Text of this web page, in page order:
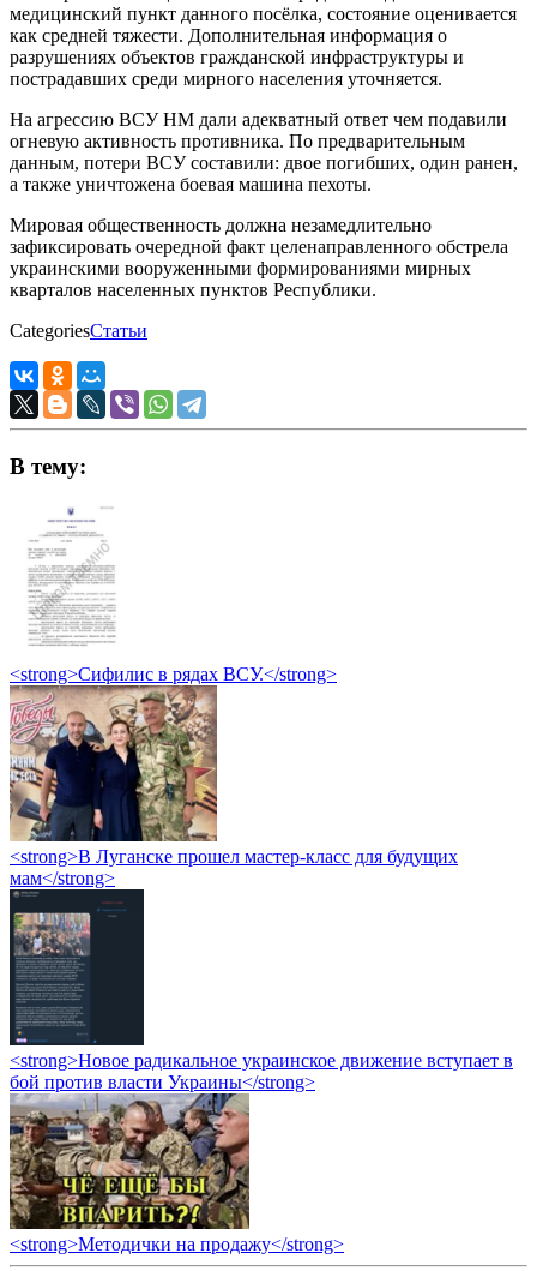
медицинский пункт данного посёлка, состояние оценивается
как средней тяжести. Дополнительная информация о
разрушениях объектов гражданской инфраструктуры и
пострадавших среди мирного населения уточняется.
На агрессию ВСУ НМ дали адекватный ответ чем подавили
огневую активность противника. По предварительным
данным, потери ВСУ составили: двое погибших, один ранен,
а также уничтожена боевая машина пехоты.
Мировая общественность должна незамедлительно
зафиксировать очередной факт целенаправленного обстрела
украинскими вооруженными формированиями мирных
кварталов населенных пунктов Республики.
CategoriesСтатьи
В тему:
<strong>Сифилис в рядах ВСУ.</strong>
<strong>В Луганске прошел мастер-класс для будущих
мам</strong>
<strong>Новое радикальное украинское движение вступает в
бой против власти Украины</strong>
<strong>Методички на продажу</strong>